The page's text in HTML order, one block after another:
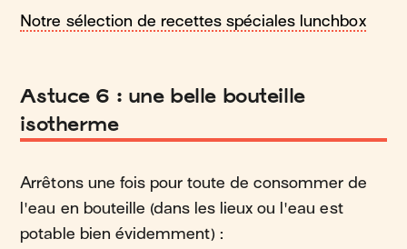
Notre sélection de recettes spéciales lunchbox
Astuce 6 : une belle bouteille
isotherme
Arrêtons une fois pour toute de consommer de
l'eau en bouteille (dans les lieux ou l'eau est
potable bien évidemment) :